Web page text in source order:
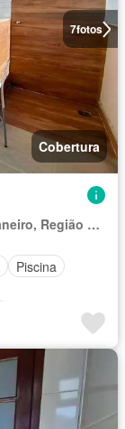
7fotos
Cobertura
Região Geográfica Imediata do Rio de Janeiro, Região Metropolitana do Rio de Janeiro
Piscina